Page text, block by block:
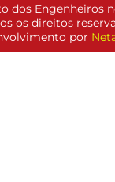
dos Engenheiros
os direitos
por